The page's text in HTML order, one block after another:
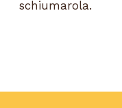
schiumarola.